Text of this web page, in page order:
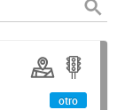
otro